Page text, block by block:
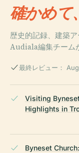
確かめて
歴史的記録、建築
Audiala編集チーム
最終レビュー：
Visiting
Highlights in
Byneset